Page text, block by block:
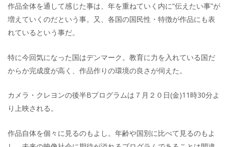
作品全体を通して感じた事は、年を重ねていく内に“伝えたい事”が
増えていくのだという事。又、各国の国民性・特徴が作品にも表
れているという事だ。
特に今回気になった国はデンマーク。教育に力を入れている国だ
からか完成度が高く、作品作りの環境の良さが伺えた。
カメラ・クレヨンの後半Bプログラムは７月２０日(金)11時30分よ
り上映される。
作品自体を個々に見るのもよし。年齢や国別に比べて見るのもよ